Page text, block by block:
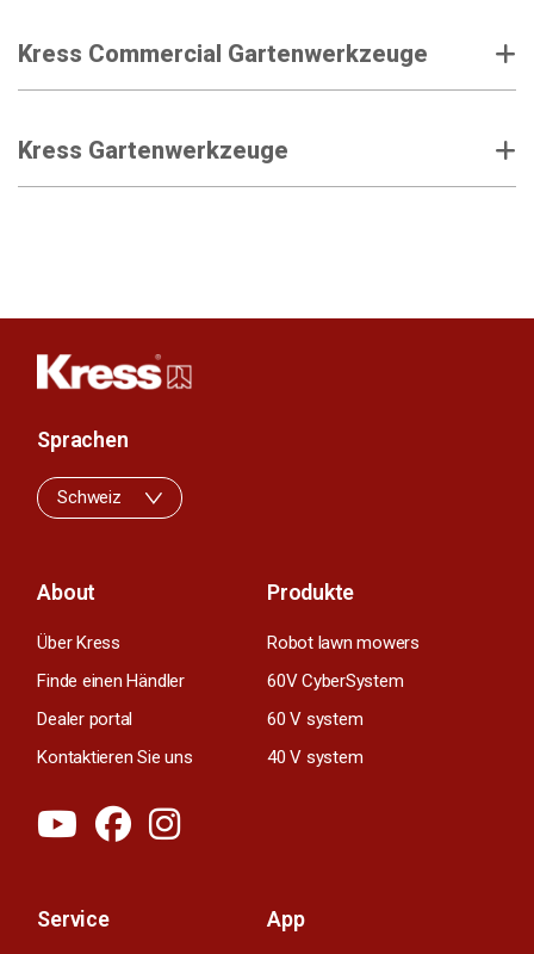
Kress Commercial Gartenwerkzeuge
Kress Gartenwerkzeuge
About
Über Kress
Finde einen Händler
Dealer portal
Kontaktieren Sie uns
Produkte
Robot lawn mowers
60V CyberSystem
60 V system
40 V system
Service App
Sprachen
Schweiz